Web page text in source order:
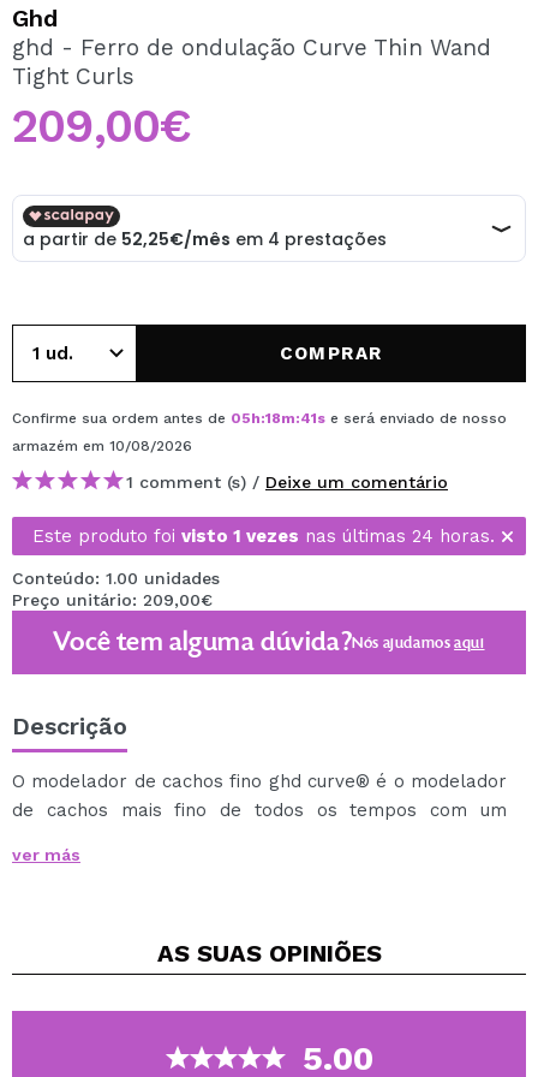
Ao criar uma conta no Maquibeauty.pt pode fazer as suas
compras rapidamente, verificar o estado das suas
Ghd
ghd - Ferro de ondulação Curve Thin Wand
Tight Curls
209,00€
COMPRAR
Confirme sua ordem antes de 05h:18m:41s e será enviado de nosso
armazém em 10/08/2026
1 comment (s) / Deixe um comentário
Este produto foi visto 1 vezes nas últimas 24 horas.
Conteúdo: 1.00 unidades
Preço unitário: 209,00€
Você tem alguma dúvida?Nós ajudamosaqui
Descrição
O modelador de cachos fino ghd curve® é o modelador
de cachos mais fino de todos os tempos com um
cachos firmes e definidos.
cabelos lisos em ondas, proporcionando um
Equipado com a tecnologia de aquecimento PTC
ultracompacto, fornece uma temperatura ideal de
modelagem de 185°C consistentemente em todo o
ver más
AS SUAS OPINIÕES
5.00